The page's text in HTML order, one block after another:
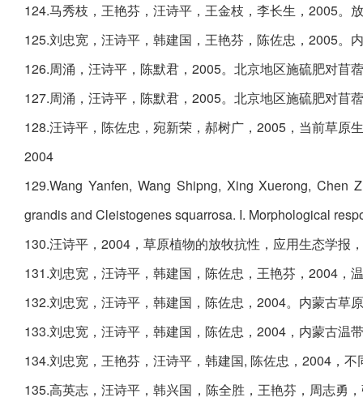
124.马秀枝，王艳芬，汪诗平，王金枝，李长生，2005。
125.刘忠宽，汪诗平，韩建国，王艳芬，陈佐忠，2005。
126.周涌，汪诗平，陈默君，2005。北京地区施硫肥对苜
127.周涌，汪诗平，陈默君，2005。北京地区施硫肥对苜
128.汪诗平，陈佐忠，宛新荣，郝树广，2005，当前草原
2004
129.Wang Yanfen, Wang Shipng, Xing Xuerong,
grandis and Cleistogenes squarrosa. I. Morphological
130.汪诗平，2004，草原植物的放牧抗性，应用生态学报
131.刘忠宽，汪诗平，韩建国，陈佐忠，王艳芬，2004，
132.刘忠宽，汪诗平，韩建国，陈佐忠，2004。内蒙古草
133.刘忠宽，汪诗平，韩建国，陈佐忠，2004，内蒙古温
134.刘忠宽，王艳芬，汪诗平，韩建国, 陈佐忠，2004，
135.高英志，汪诗平，韩兴国，陈全胜，王艳芬，周志勇